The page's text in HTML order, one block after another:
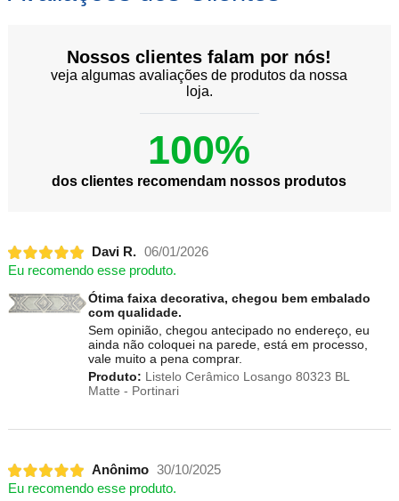
Nossos clientes falam por nós!
veja algumas avaliações de produtos da nossa
loja.
100%
dos clientes recomendam nossos produtos
Davi R. 06/01/2026
Eu recomendo esse produto.
Ótima faixa decorativa, chegou bem embalado
com qualidade.
Sem opinião, chegou antecipado no endereço, eu
ainda não coloquei na parede, está em processo,
vale muito a pena comprar.
Produto: Listelo Cerâmico Losango 80323 BL
Matte - Portinari
Anônimo 30/10/2025
Eu recomendo esse produto.